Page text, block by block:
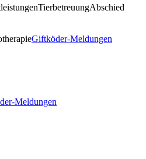
TierbetreuungAbschied
Giftköder-Meldungen
Meldungen